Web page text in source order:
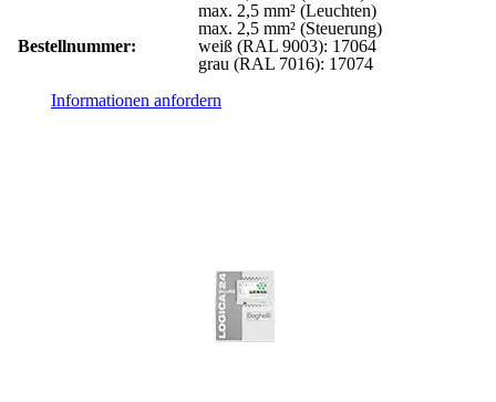
max. 2,5 mm² (Leuchten)
max. 2,5 mm² (Steuerung)
Bestellnummer:
weiß (RAL 9003): 17064
grau (RAL 7016): 17074
Informationen anfordern